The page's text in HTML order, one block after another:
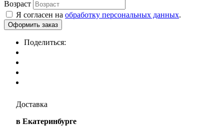
Возраст
Я согласен на обработку персональных данных.
Поделиться:
Доставка
в Екатеринбурге